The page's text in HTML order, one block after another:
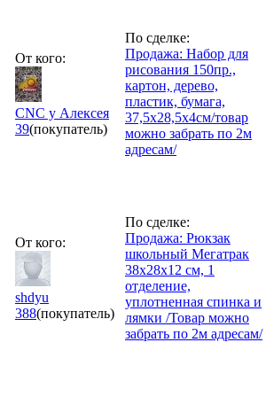
От кого:
CNC у Алексея
39(покупатель)
По сделке:
Продажа: Набор для
рисования 150пр.,
картон, дерево,
пластик, бумага,
37,5х28,5х4см/товар
можно забрать по 2м
адресам/
От кого:
shdyu
388(покупатель)
По сделке:
Продажа: Рюкзак
школьный Мегатрак
38x28x12 см, 1
отделение,
уплотненная спинка и
лямки /Товар можно
забрать по 2м адресам/